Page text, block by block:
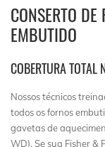
CONSERTO
EMBUTIDO
COBERTURA TOTAL
Nossos técnicos
todos os fornos
gavetas de
WD). Se sua Fisher &